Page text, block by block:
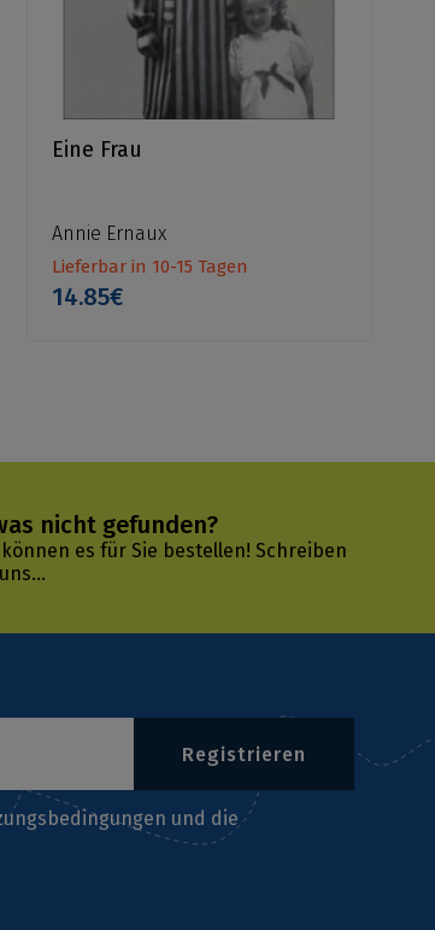
Eine Frau
Annie Ernaux
Lieferbar in 10-15 Tagen
14.85€
nicht gefunden?
es für Sie bestellen! Schreiben
Registrieren
und die